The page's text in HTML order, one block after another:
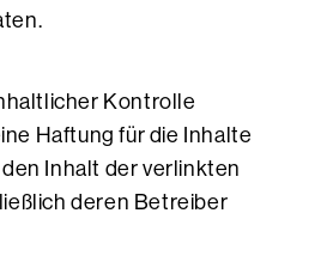
Kontrolle
Haftung für die Inhalte
Inhalt der verlinkten
deren Betreiber